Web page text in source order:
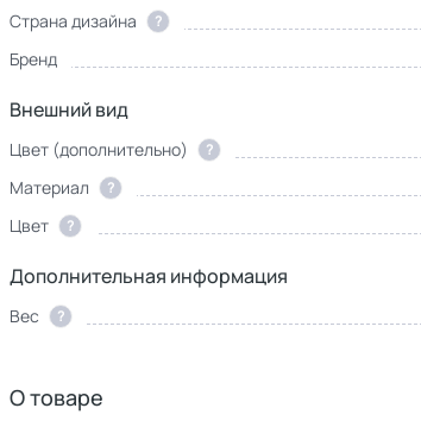
Страна дизайна ?
Бренд
Внешний вид
Цвет (дополнительно) ?
Материал
?
Цвет
?
Дополнительная информация
Вес ?
О товаре